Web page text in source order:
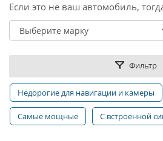
Если это не ваш автомобиль,
Фильтр
Недорогие для навигации и камеры
Самые мощные С встроенной